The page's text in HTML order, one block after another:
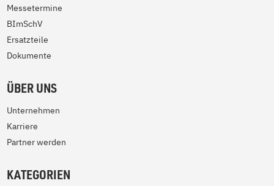
Messetermine
BImSchV
Ersatzteile
Dokumente
ÜBER UNS
Unternehmen
Karriere
Partner werden
KATEGORIEN